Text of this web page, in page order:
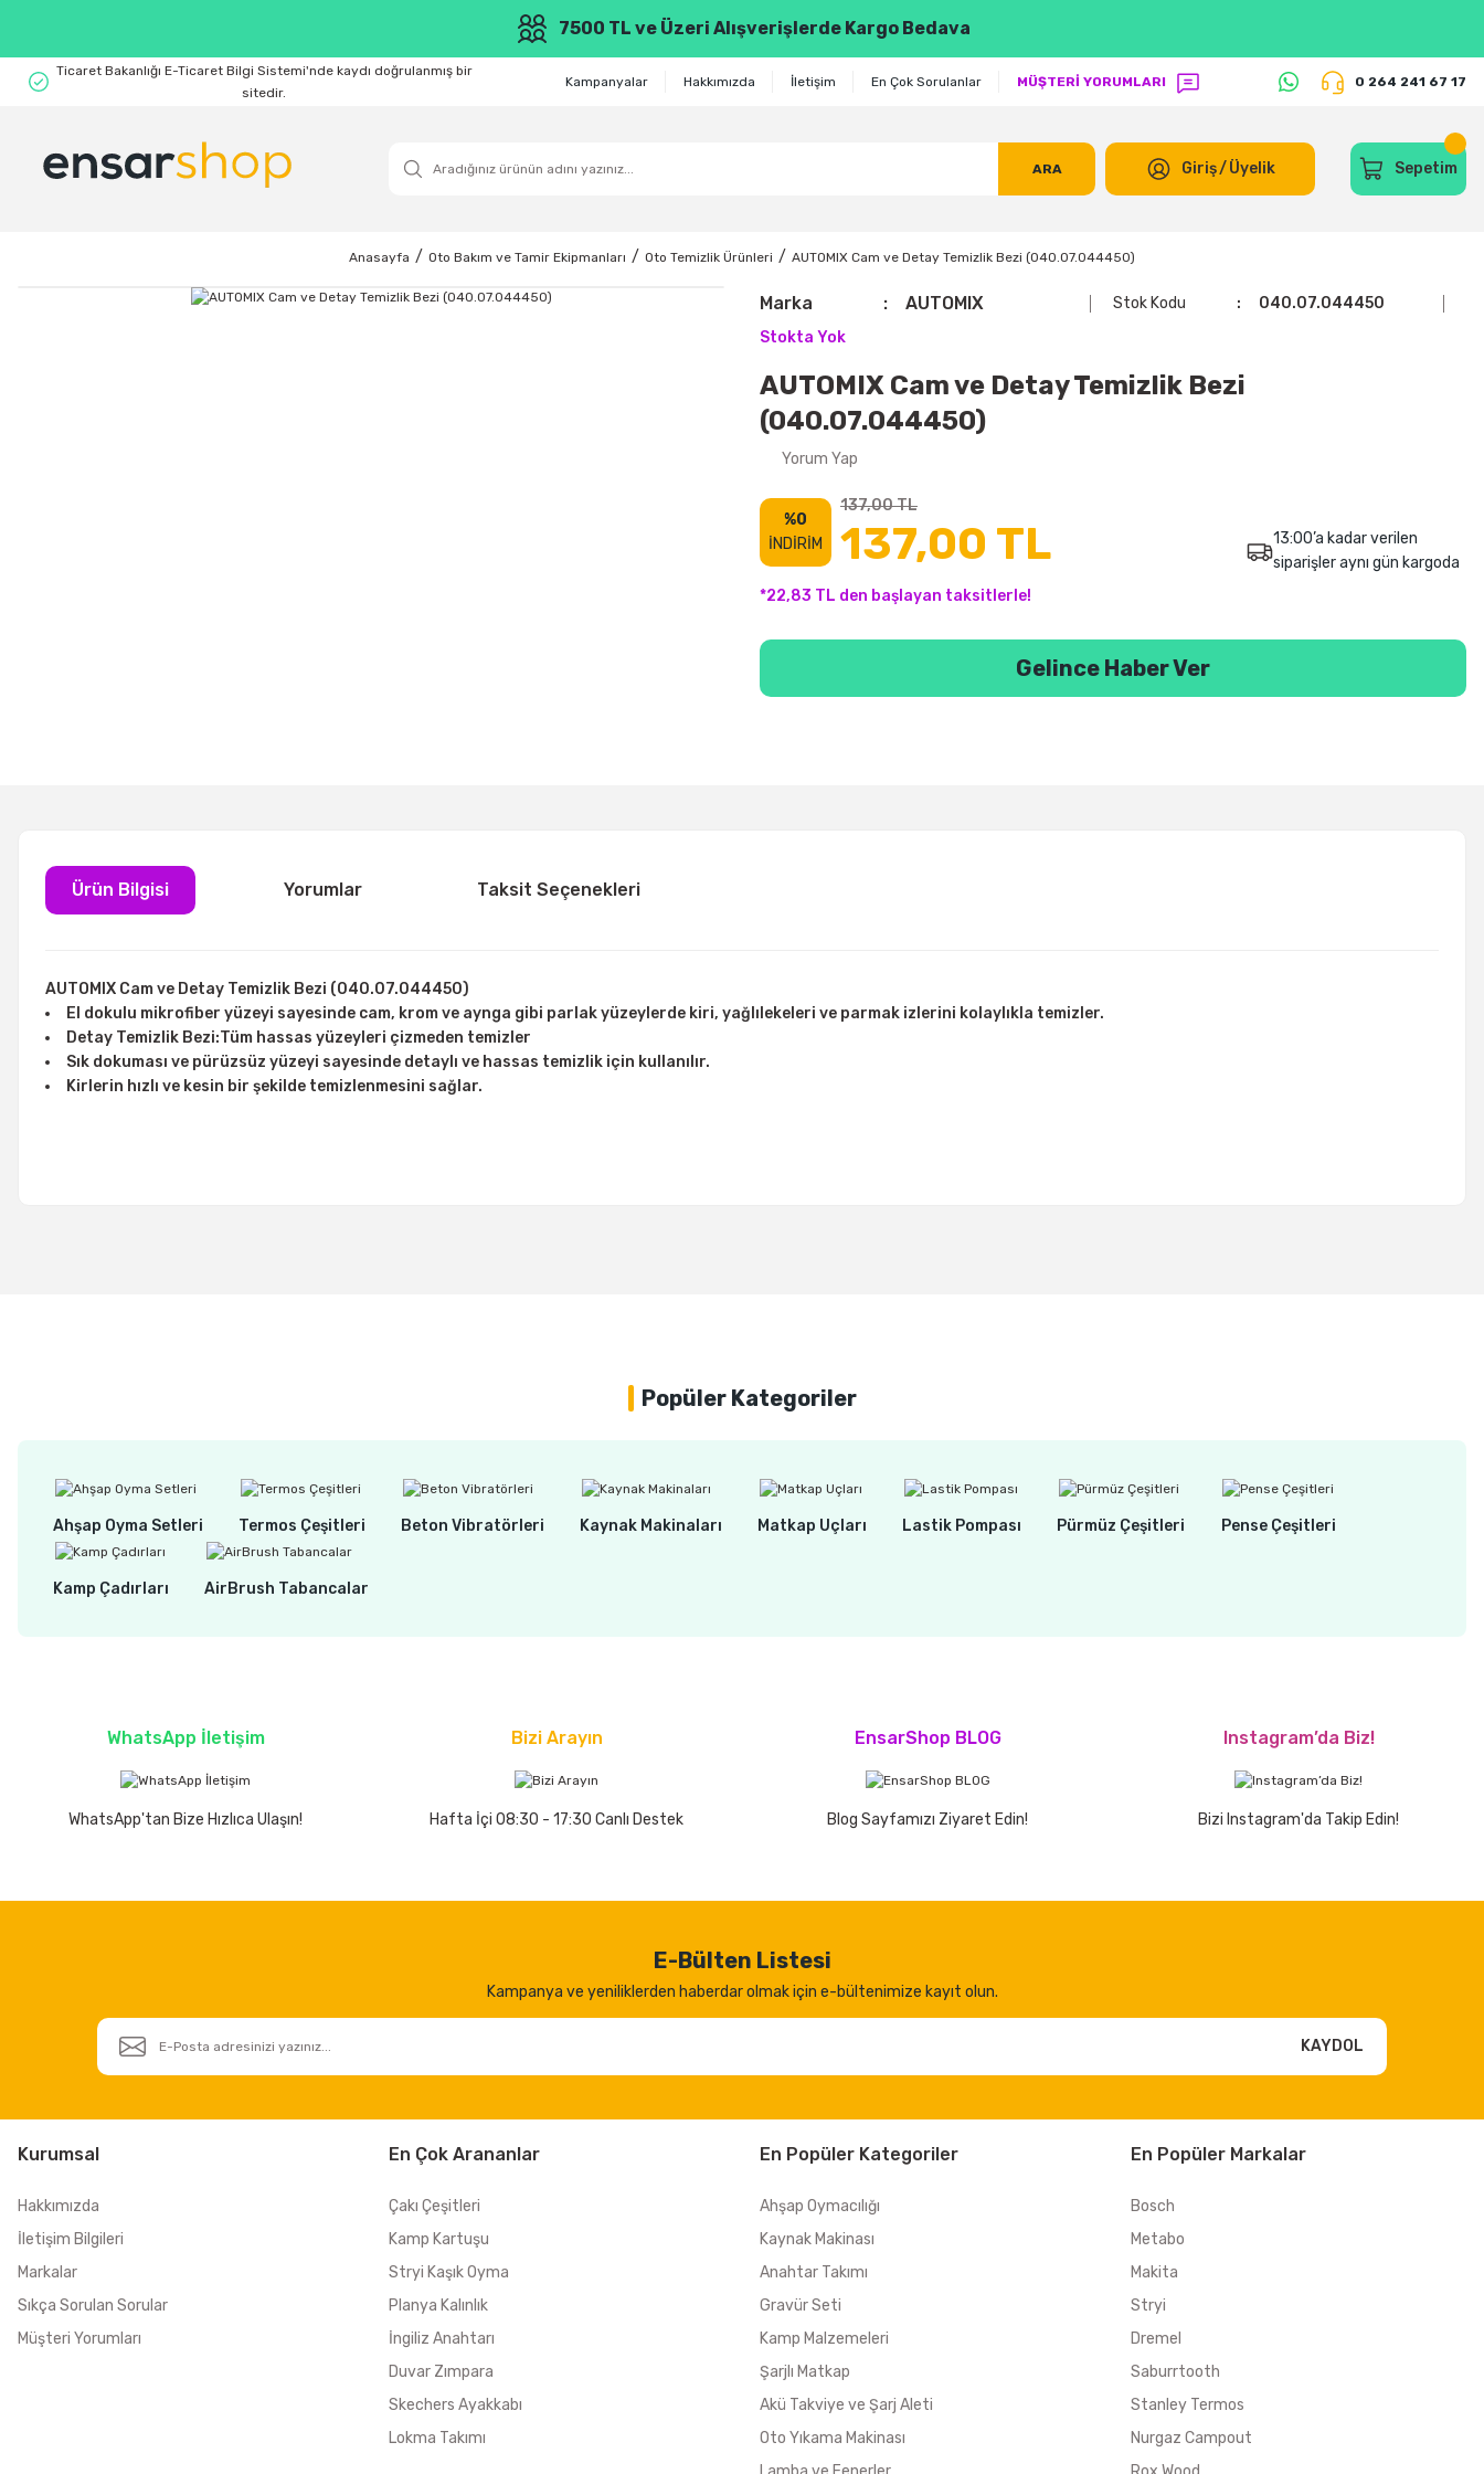
7500 TL ve Üzeri Alışverişlerde Kargo Bedava
Ticaret Bakanlığı E-Ticaret Bilgi Sistemi'nde kaydı doğrulanmış bir
sitedir.
Kampanyalar Hakkımızda İletişim En Çok Sorulanlar MÜŞTERİ YORUMLARI 0 264 241 67 17
ARA Giriş/Üyelik Sepetim
Anasayfa Oto Bakım ve Tamir Ekipmanları Oto Temizlik Ürünleri AUTOMIX Cam ve Detay Temizlik Bezi (040.07.044450)
Marka AUTOMIX Stok Kodu
040.07.044450
Stokta Yok
AUTOMIX Cam ve Detay Temizlik Bezi
(040.07.044450)
Yorum Yap
%0
İNDİRİM
137,00 TL
137,00 TL
*22,83 TL den başlayan taksitlerle!
13:00’a kadar verilen
siparişler aynı gün kargoda
Gelince Haber Ver
Ürün Bilgisi Yorumlar Taksit Seçenekleri
AUTOMIX Cam ve Detay Temizlik Bezi (040.07.044450)
El dokulu mikrofiber yüzeyi sayesinde cam, krom ve aynga gibi parlak yüzeylerde kiri, yağlılekeleri ve parmak izlerini kolaylıkla temizler.
Detay Temizlik Bezi:Tüm hassas yüzeyleri çizmeden temizler
Sık dokuması ve pürüzsüz yüzeyi sayesinde detaylı ve hassas temizlik için kullanılır.
Kirlerin hızlı ve kesin bir şekilde temizlenmesini sağlar.
Popüler Kategoriler
Ahşap Oyma Setleri Termos Çeşitleri Beton Vibratörleri Kaynak Makinaları Matkap Uçları Lastik Pompası Pürmüz Çeşitleri Pense Çeşitleri
Kamp Çadırları AirBrush Tabancalar
WhatsApp İletişim
WhatsApp'tan Bize Hızlıca Ulaşın!
Bizi Arayın
Hafta İçi 08:30 - 17:30 Canlı Destek
EnsarShop BLOG
Blog Sayfamızı Ziyaret Edin!
Instagram’da Biz!
Bizi Instagram'da Takip Edin!
E-Bülten Listesi
Kampanya ve yeniliklerden haberdar olmak için e-bültenimize kayıt olun.
KAYDOL
Kurumsal
Hakkımızda
İletişim Bilgileri
Markalar
Sıkça Sorulan Sorular
Müşteri Yorumları
En Çok Arananlar
Çakı Çeşitleri
Kamp Kartuşu
Stryi Kaşık Oyma
Planya Kalınlık
İngiliz Anahtarı
Duvar Zımpara
Skechers Ayakkabı
Lokma Takımı
En Popüler Kategoriler
Ahşap Oymacılığı
Kaynak Makinası
Anahtar Takımı
Gravür Seti
Kamp Malzemeleri
Şarjlı Matkap
Akü Takviye ve Şarj Aleti
Oto Yıkama Makinası
En Popüler Markalar
Bosch
Metabo
Makita
Stryi
Dremel
Saburrtooth
Stanley Termos
Nurgaz Campout